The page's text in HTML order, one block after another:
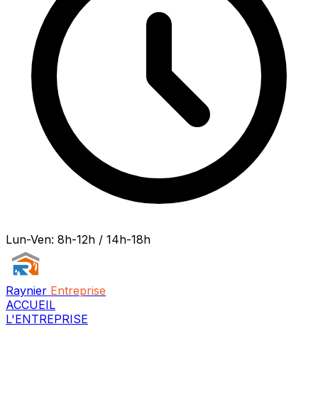
Lun-Ven: 8h-12h / 14h-18h
Raynier Entreprise
ACCUEIL
L'ENTREPRISE